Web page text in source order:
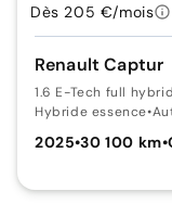
Renault Captur
1.6 E-Tech full
Hybride essence•
2025•30 100 km•
Dès 205 €/mois